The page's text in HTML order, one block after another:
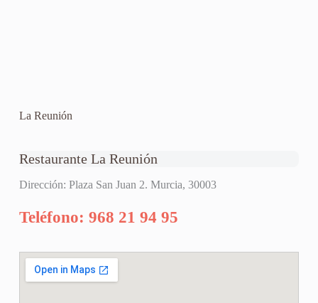
La Reunión
Restaurante La Reunión
Dirección: Plaza San Juan 2. Murcia, 30003
Teléfono: 968 21 94 95